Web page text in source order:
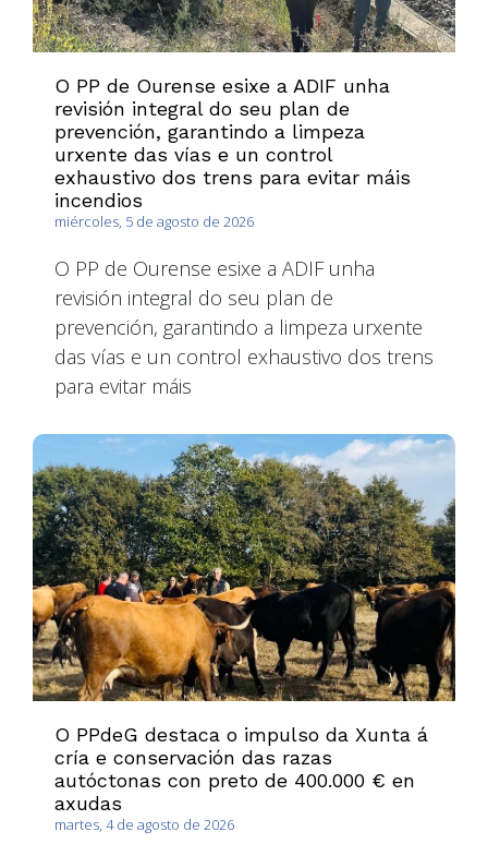
O PP de Ourense esixe a ADIF unha
revisión integral do seu plan de
prevención, garantindo a limpeza
urxente das vías e un control
exhaustivo dos trens para evitar máis
incendios
miércoles, 5 de agosto de 2026
O PP de Ourense esixe a ADIF unha
revisión integral do seu plan de
prevención, garantindo a limpeza urxente
das vías e un control exhaustivo dos trens
para evitar máis
O PPdeG destaca o impulso da Xunta á
cría e conservación das razas
autóctonas con preto de 400.000 € en
axudas
martes, 4 de agosto de 2026